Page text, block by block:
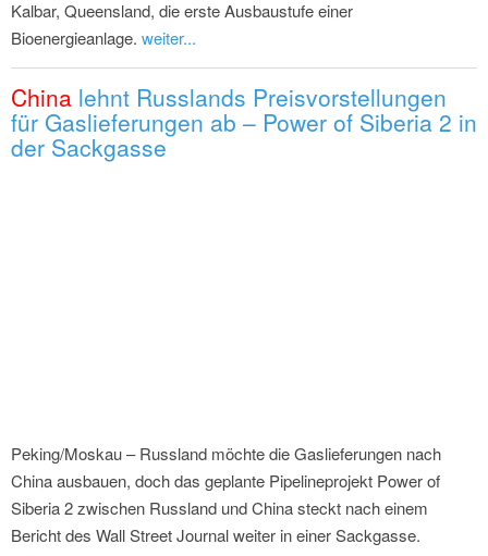
Kalbar, Queensland, die erste Ausbaustufe einer
Bioenergieanlage. weiter...
China lehnt Russlands Preisvorstellungen
für Gaslieferungen ab – Power of Siberia 2 in
der Sackgasse
Peking/Moskau – Russland möchte die Gaslieferungen nach
China ausbauen, doch das geplante Pipelineprojekt Power of
Siberia 2 zwischen Russland und China steckt nach einem
Bericht des Wall Street Journal weiter in einer Sackgasse.